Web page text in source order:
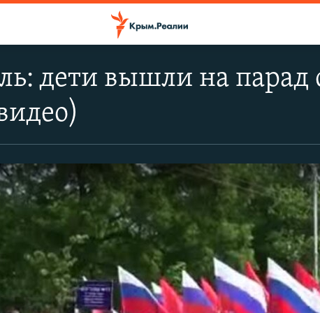
дети вышли на парад